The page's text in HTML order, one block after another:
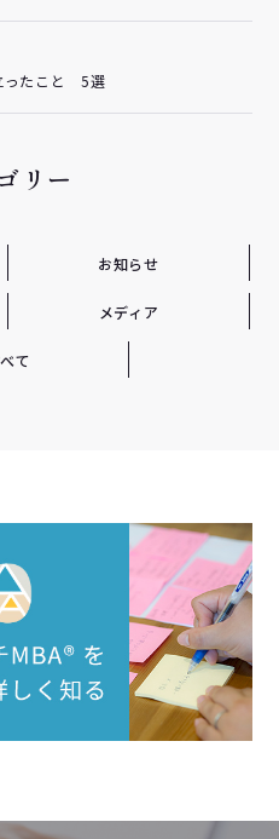
ったこと 5選
リー
お知らせ
メディア
て